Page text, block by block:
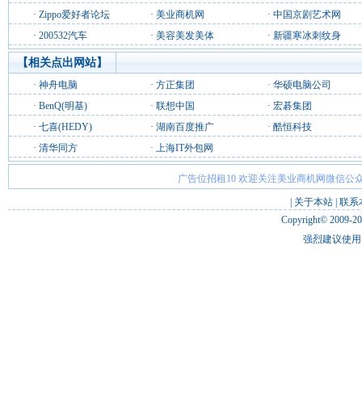
· Zippo爱好者论坛 · 美业商机网 · 中国京剧艺术网
· 200532汽车 · 美容美发美体 · 新疆寒冰刺纹身
【相关点出网站】
· 神舟电脑 · 方正集团 · 华硕电脑公司
· BenQ(明基) · 联想中国 · 宏碁集团
· 七喜(HEDY) · 湖南百度推广 · 酷恒科技
· 清华同方 · 上海IT外包网
广告位招租10 欢迎关注美业商机网微信公
关于本站 联系
Copyright© 2009-
强烈建议使